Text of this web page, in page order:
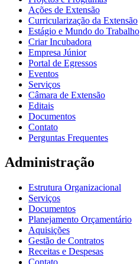
Ações de Extensão
Curricularização da Extensão
Estágio e Mundo do Trabalho
Criar Incubadora
Empresa Júnior
Portal de Egressos
Eventos
Serviços
Câmara de Extensão
Editais
Documentos
Contato
Perguntas Frequentes
Administração
Estrutura Organizacional
Serviços
Documentos
Planejamento Orçamentário
Aquisições
Gestão de Contratos
Receitas e Despesas